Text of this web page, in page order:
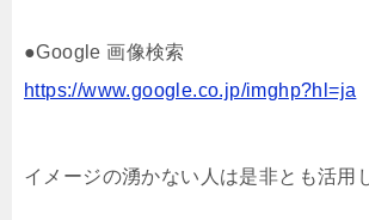
●Google 画像検索
https://www.google.co.jp/imghp?hl=ja
イメージの湧かない人は是非とも活用